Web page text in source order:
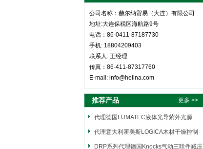
公司名称：赫尔纳贸易（大连）有限公司
地址:大连保税区海航路9号
电话：86-0411-87187730
手机: 18804209403
联系人: 王经理
传真：86-411-87317760
E-mail: info@heilna.com
推荐产品 更多 >>
代理德国LUMATEC液体光导紫外光源
代理意大利霍美斯LOGICA木材干燥控制
仪
DRP系列代理德国Knocks气动三联件减压